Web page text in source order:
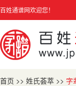
百姓通谱网欢迎您！
首页 >> 姓氏荟萃 >> 字